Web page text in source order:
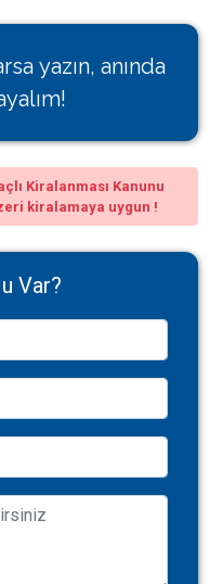
yazın, anında
Kiralanması Kanunu
kiralamaya uygun !
Var?